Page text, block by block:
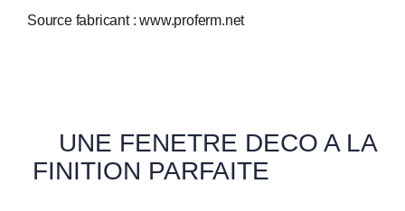
Source fabricant : www.proferm.net
UNE FENETRE DECO A LA
FINITION PARFAITE